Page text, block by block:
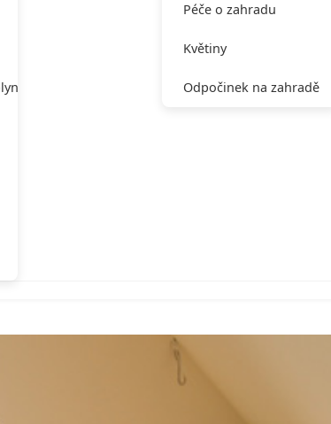
Péče o zahradu
Květiny
Odpočinek na zahradě